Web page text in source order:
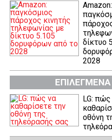
Amazon:
δίκτυο
2028
ΕΠΙΛΕΓΜΕΝΑ
LG: πώς
οθόνη